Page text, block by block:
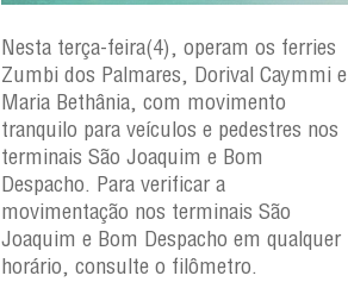
Nesta terça-feira(4), operam os ferries
Zumbi dos Palmares, Dorival Caymmi e
Maria Bethânia, com movimento
tranquilo para veículos e pedestres nos
terminais São Joaquim e Bom
Despacho. Para verificar a
movimentação nos terminais São
Joaquim e Bom Despacho em qualquer
horário, consulte o filômetro.